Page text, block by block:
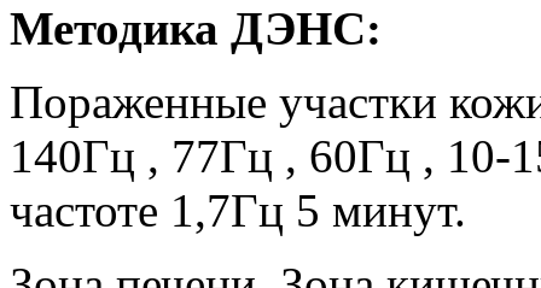
Методика ДЭНС:
Пораженные участки
140Гц , 77Гц , 60Гц , 10-
частоте 1,7Гц 5 минут.